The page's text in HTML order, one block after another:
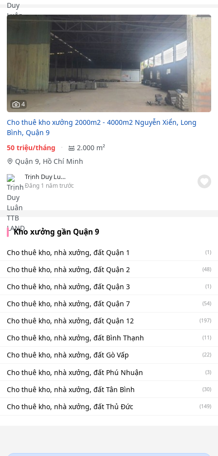
4
Cho thuê kho xưởng 2000m2 - 4000m2 Nguyễn Xiển, Long
Bình, Quận 9
50 triệu/tháng
2.000 m²
Quận 9, Hồ Chí Minh
Trịnh Duy Luân TTB LAND
Đăng 1 năm trước
Kho xưởng gần Quận 9
Cho thuê kho, nhà xưởng, đất Quận 1 (1)
Cho thuê kho, nhà xưởng, đất Quận 2 (48)
Cho thuê kho, nhà xưởng, đất Quận 3 (1)
Cho thuê kho, nhà xưởng, đất Quận 7 (54)
Cho thuê kho, nhà xưởng, đất Quận 12 (197)
Cho thuê kho, nhà xưởng, đất Bình Thạnh (11)
Cho thuê kho, nhà xưởng, đất Gò Vấp (22)
Cho thuê kho, nhà xưởng, đất Phú Nhuận (3)
Cho thuê kho, nhà xưởng, đất Tân Bình (30)
Cho thuê kho, nhà xưởng, đất Thủ Đức (149)